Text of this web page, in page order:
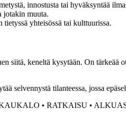
innostusta tai hyväksyntää
jotakin muuta.
yhteisössä tai kulttuurissa.
siitä, keneltä kysytään. On
selvennystä tilanteessa, jossa
• RATKAISU •